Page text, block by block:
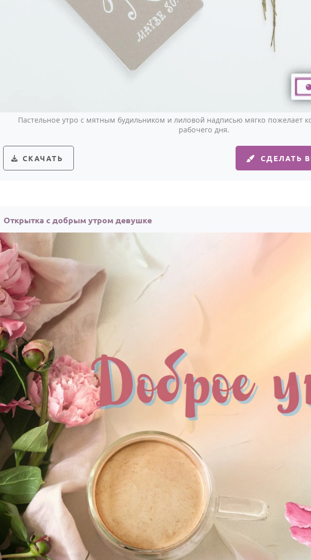
Пастельное утро с мятным будильником и лиловой надписью мягко пожелает
рабочего дня.
СКАЧАТЬ СДЕЛАТЬ
Открытка с добрым утром девушке